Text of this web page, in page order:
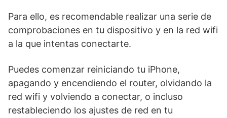
Para ello, es recomendable realizar una serie de
comprobaciones en tu dispositivo y en la red wifi
a la que intentas conectarte.
Puedes comenzar reiniciando⁢ tu iPhone,
apagando y encendiendo el router, olvidando la
red wifi y volviendo a conectar, o incluso​
restableciendo los ajustes de red en tu